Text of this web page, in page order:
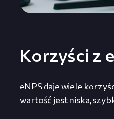
Korzyści z
eNPS daje wiele
wartość jest niska,